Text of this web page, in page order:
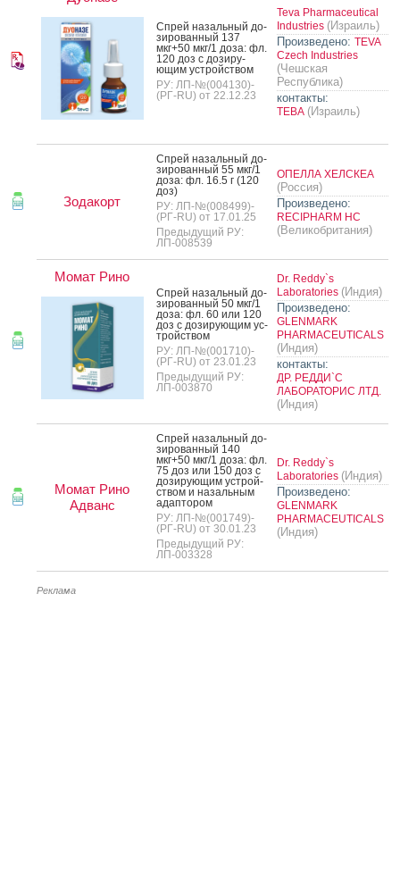
Спрей на­заль­ный до­
зиро­ван­ный 137
мкг+50 мкг/1 до­за: фл.
120 доз с до­зиру­
ющим ус­трой­ством
РУ: ЛП-№(004130)-
(РГ-RU) от 22.12.23
Teva Pharmaceutical
Industries (Израиль)
Произведено: TEVA
Czech Industries
(Чешская
Республика)
контакты:
ТЕВА (Израиль)
Зодакорт
Спрей на­заль­ный до­
зиро­ван­ный 55 мкг/1
до­за: фл. 16.5 г (120
доз)
РУ: ЛП-№(008499)-
(РГ-RU) от 17.01.25
Предыдущий РУ:
ЛП-008539
ОПЕЛЛА ХЕЛСКЕА
(Россия)
Произведено:
RECIPHARM HC
(Великобритания)
Момат Рино
Спрей на­заль­ный до­
зиро­ван­ный 50 мкг/1
до­за: фл. 60 или 120
доз с до­зиру­ющим ус­
трой­ством
РУ: ЛП-№(001710)-
(РГ-RU) от 23.01.23
Предыдущий РУ:
ЛП-003870
Dr. Reddy`s
Laboratories (Индия)
Произведено:
GLENMARK
PHARMACEUTICALS
(Индия)
контакты:
ДР. РЕДДИ`С
ЛАБОРАТОРИС ЛТД.
(Индия)
Момат Рино
Адванс
Спрей на­заль­ный до­
зиро­ван­ный 140
мкг+50 мкг/1 до­за: фл.
75 доз или 150 доз с
до­зиру­ющим ус­трой­
ством и на­заль­ным
адап­то­ром
РУ: ЛП-№(001749)-
(РГ-RU) от 30.01.23
Предыдущий РУ:
ЛП-003328
Dr. Reddy`s
Laboratories (Индия)
Произведено:
GLENMARK
PHARMACEUTICALS
(Индия)
Реклама